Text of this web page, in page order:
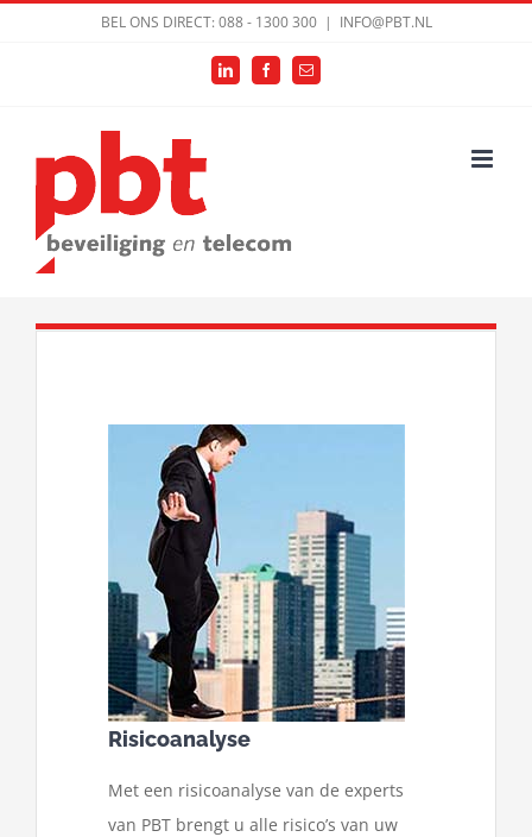
BEL ONS DIRECT: 088 - 1300 300 | INFO@PBT.NL
LinkedInFacebook
E-
mail
Risicoanalyse
Met een risicoanalyse van de experts
van PBT brengt u alle risico’s van uw